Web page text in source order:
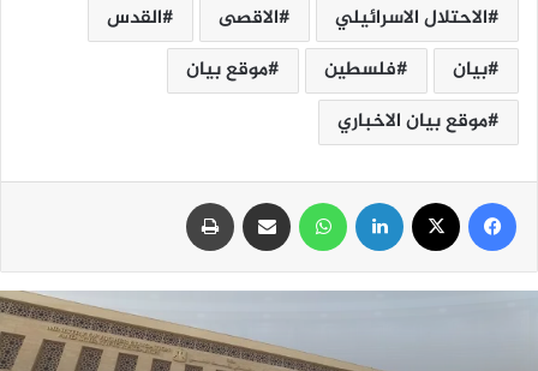
الاحتلال الاسرائيلي الاقصى
القدس
بيان
فلسطين
موقع بيان
موقع بيان الاخباري
فيسبوك لينكدإن واتساب مشاركة عبر البريد